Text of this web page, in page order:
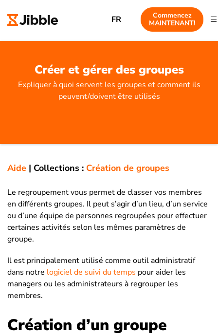
FR
Commencez
MAINTENANT!
Créer et gérer des groupes
Expliquer à quoi servent les groupes et comment ils
peuvent/doivent être utilisés
Aide | Collections : Création de groupes
Le regroupement vous permet de classer vos membres
en différents groupes. Il peut s’agir d’un lieu, d’un service
ou d’une équipe de personnes regroupées pour effectuer
certaines activités selon les mêmes paramètres de
groupe.
Il est principalement utilisé comme outil administratif
dans notre logiciel de suivi du temps pour aider les
managers ou les administrateurs à regrouper les
membres.
Création d’un groupe